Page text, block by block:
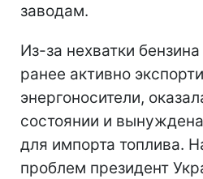
заводам.
Из-за нехватки
ранее активно
энергоносители,
состоянии и
для импорта топлива.
проблем президент